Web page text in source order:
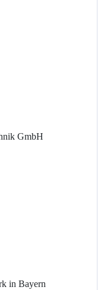
GmbH
in Bayern